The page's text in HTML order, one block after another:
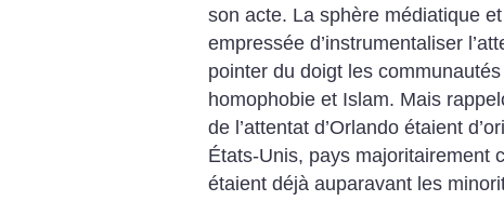
son acte. La sphère médiatique
empressée d’instrumentaliser
pointer du doigt les
homophobie et Islam. Mais
de l’attentat d’Orlando étaient
États-Unis, pays majoritairement
étaient déjà auparavant les